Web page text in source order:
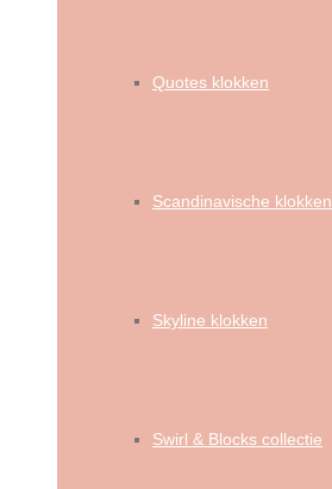
Quotes klokken
Scandinavische klokken
Skyline klokken
Swirl & Blocks collectie